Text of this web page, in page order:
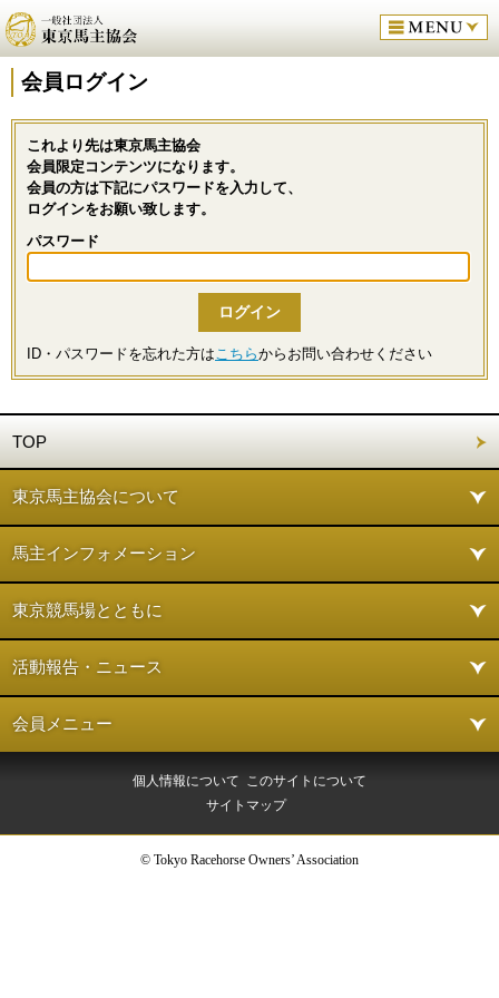
会員ログイン
これより先は東京馬主協会
会員限定コンテンツになります。
会員の方は下記にパスワードを入力して、
ログインをお願い致します。
パスワード
ID・パスワードを忘れた方はこちらからお問い合わせください
TOP
東京馬主協会について
馬主インフォメーション
東京競馬場とともに
活動報告・ニュース
会員メニュー
個人情報について このサイトについて
サイトマップ
© Tokyo Racehorse Owners’ Association